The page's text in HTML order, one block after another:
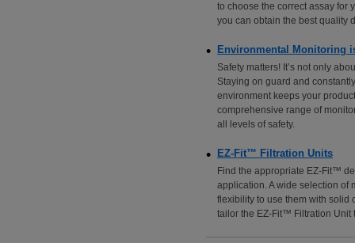
to choose the correct assay for
you can obtain the best quality
Environmental Monitoring
Safety matters! It’s not only
Staying on guard and
environment keeps your
comprehensive range of
all levels of safety.
EZ-Fit™ Filtration Units
Find the appropriate EZ-Fit™
application. A wide selection of
flexibility to use them with solid
tailor the EZ-Fit™ Filtration Unit